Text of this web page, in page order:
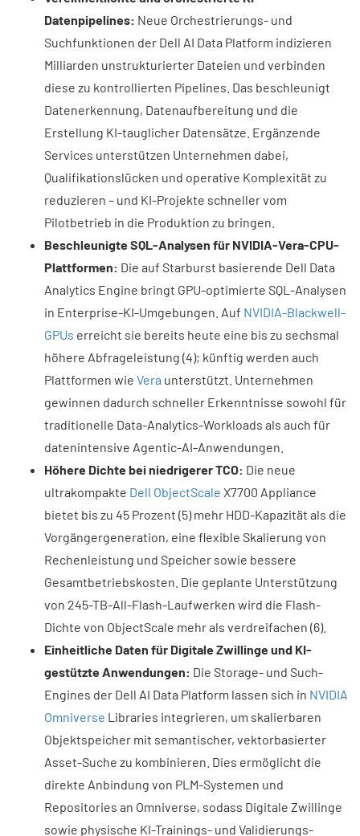
Datenpipelines: Neue Orchestrierungs- und
Suchfunktionen der Dell AI Data Platform indizieren
Milliarden unstrukturierter Dateien und verbinden
diese zu kontrollierten Pipelines. Das beschleunigt
Datenerkennung, Datenaufbereitung und die
Erstellung KI-tauglicher Datensätze. Ergänzende
Services unterstützen Unternehmen dabei,
Qualifikationslücken und operative Komplexität zu
reduzieren – und KI-Projekte schneller vom
Pilotbetrieb in die Produktion zu bringen.
Beschleunigte SQL-Analysen für NVIDIA-Vera-CPU-
Plattformen: Die auf Starburst basierende Dell Data
Analytics Engine bringt GPU-optimierte SQL-Analysen
in Enterprise-KI-Umgebungen. Auf NVIDIA-Blackwell-
GPUs erreicht sie bereits heute eine bis zu sechsmal
höhere Abfrageleistung (4); künftig werden auch
Plattformen wie Vera unterstützt. Unternehmen
gewinnen dadurch schneller Erkenntnisse sowohl für
traditionelle Data-Analytics-Workloads als auch für
datenintensive Agentic-AI-Anwendungen.
Höhere Dichte bei niedrigerer TCO: Die neue
ultrakompakte Dell ObjectScale X7700 Appliance
bietet bis zu 45 Prozent (5) mehr HDD-Kapazität als die
Vorgängergeneration, eine flexible Skalierung von
Rechenleistung und Speicher sowie bessere
Gesamtbetriebskosten. Die geplante Unterstützung
von 245-TB-All-Flash-Laufwerken wird die Flash-
Dichte von ObjectScale mehr als verdreifachen (6).
Einheitliche Daten für Digitale Zwillinge und KI-
gestützte Anwendungen: Die Storage- und Such-
Engines der Dell AI Data Platform lassen sich in NVIDIA
Omniverse Libraries integrieren, um skalierbaren
Objektspeicher mit semantischer, vektorbasierter
Asset-Suche zu kombinieren. Dies ermöglicht die
direkte Anbindung von PLM-Systemen und
Repositories an Omniverse, sodass Digitale Zwillinge
sowie physische KI-Trainings- und Validierungs-